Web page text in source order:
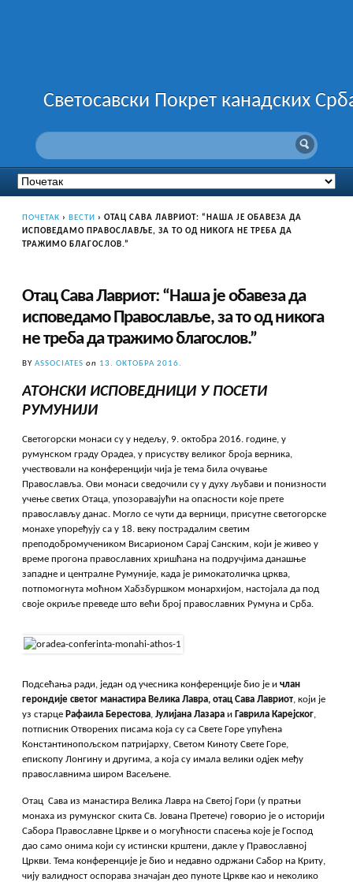
Светосавски Покрет канадских
ПОЧЕТАК › ВЕСТИ › ОТАЦ САВА ЛАВРИОТ: “НАША ЈЕ ОБАВЕЗА ДА
ИСПОВЕДАМО ПРАВОСЛАВЉЕ, ЗА ТО ОД НИКОГА НЕ ТРЕБА ДА
ТРАЖИМО БЛАГОСЛОВ.”
Отац Сава Лавриот: “Наша је обавеза да
исповедамо Православље, за то од никога
не треба да тражимо благослов.”
BYASSOCIATES on 13. ОКТОБРА 2016.
АТОНСКИ ИСПОВЕДНИЦИ У ПОСЕТИ
РУМУНИЈИ
Светогорски монаси су у недељу, 9. октобра 2016. године, у
румунском граду Орадеа, у присуству великог броја верника,
учествовали на конференцији чија је тема била очување
Православља. Ови монаси сведочили су у духу љубави и понизности
учење светих Отаца, упозоравајући на опасности које прете
православљу данас. Могло се чути да верници, присутне светогорске
монахе упоређују са у 18. веку пострадалим светим
преподобромучеником Висарионом Сарај Санским, који је живео у
време прогона православних хришћана на подручјима данашње
западне и централне Румуније, када је римокатоличка црква,
потпомогнута моћном Хабзбуршком монархијом, настојала да под
своје окриље преведе што већи број православних Румуна и Срба.
Подсећања ради, један од учесника конференције био је ичлан
герондије светог манастира Велика Лавра, отац Сава Лавриот, који је
уз старце Рафаила Берестова,Јулијана Лазара и Гаврила Карејског,
потписник Отворених писама која су са Свете Горе упућена
Константинопољском патријарху, Светом Киноту Свете Горе,
епископу Лонгину и другима, а која су имала велики одјек међу
православнима широм Васељене.
Отац Сава из манастира Велика Лавра на Светој Гори (у пратњи
монаха из румунског скита Св. Јована Претече) говорио је о историји
Сабора Православне Цркве и о могућности спасења које је Господ
дао само онима који су истински крштени, дакле у Православној
Цркви. Тема конференције је био и недавно одржани Сабор на Криту,
чију валидност оспорава значајан део пуноте Цркве као и неколико